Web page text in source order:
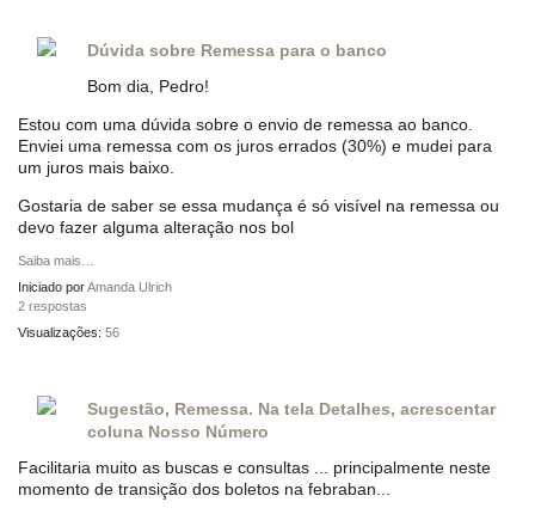
Dúvida sobre Remessa para o banco
Bom dia, Pedro!
Estou com uma dúvida sobre o envio de remessa ao banco.
Enviei uma remessa com os juros errados (30%) e mudei para
um juros mais baixo.
Gostaria de saber se essa mudança é só visível na remessa ou
devo fazer alguma alteração nos bol
Saiba mais…
Iniciado porAmanda Ulrich
2 respostas
Visualizações: 56
Sugestão, Remessa. Na tela Detalhes, acrescentar
coluna Nosso Número
Facilitaria muito as buscas e consultas ... principalmente neste
momento de transição dos boletos na febraban...